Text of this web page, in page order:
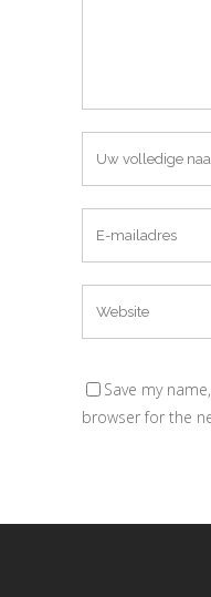
Save my
browser for the